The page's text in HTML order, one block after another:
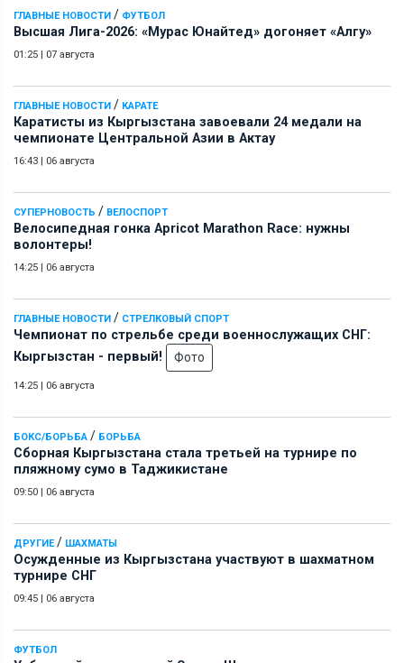
ГЛАВНЫЕ НОВОСТИ / ФУТБОЛ
Высшая Лига-2026: «Мурас Юнайтед» догоняет «Алгу»
01:25 | 07 августа
ГЛАВНЫЕ НОВОСТИ / КАРАТЕ
Каратисты из Кыргызстана завоевали 24 медали на
чемпионате Центральной Азии в Актау
16:43 | 06 августа
СУПЕРНОВОСТЬ / ВЕЛОСПОРТ
Велосипедная гонка Apricot Marathon Race: нужны
волонтеры!
14:25 | 06 августа
ГЛАВНЫЕ НОВОСТИ / СТРЕЛКОВЫЙ СПОРТ
Чемпионат по стрельбе среди военнослужащих СНГ:
Кыргызстан - первый!
Фото
14:25 | 06 августа
БОКС/БОРЬБА / БОРЬБА
Сборная Кыргызстана стала третьей на турнире по
пляжному сумо в Таджикистане
09:50 | 06 августа
ДРУГИЕ/ ШАХМАТЫ
Осужденные из Кыргызстана участвуют в шахматном
турнире СНГ
09:45 | 06 августа
ФУТБОЛ